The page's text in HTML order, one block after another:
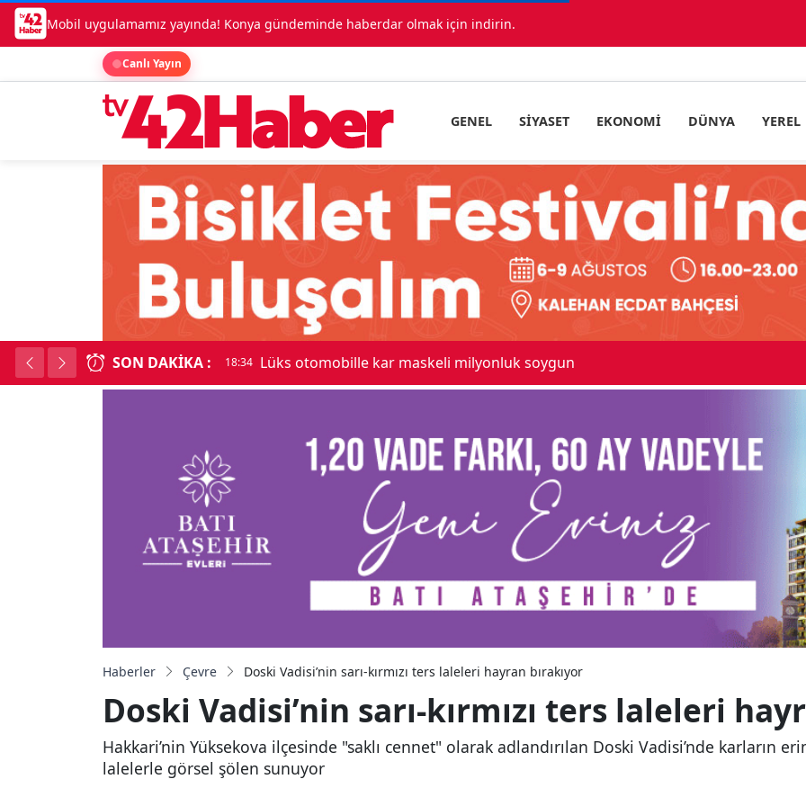
Mobil uygulamamız yayında! Konya gündeminde haberdar olmak için indirin.
Canlı Yayın
GENEL SIYASET EKONOMI DÜNYA YEREL
SON DAKIKA : 18:34 Lüks otomobille kar maskeli milyonluk soygun
Haberler Çevre Doski Vadisi’nin sarı-kırmızı ters laleleri hayran bırakıyor
Doski Vadisi’nin sarı-kırmızı ters laleleri
Hakkari’nin Yüksekova ilçesinde "saklı cennet" olarak adlandırılan Doski Vadisi’nde karların
lalelerle görsel şölen sunuyor